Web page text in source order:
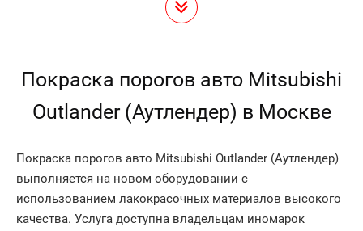
Покраска порогов авто Mitsubishi
Outlander (Аутлендер) в Москве
Покраска порогов авто Mitsubishi Outlander (Аутлендер)
выполняется на новом оборудовании с
использованием лакокрасочных материалов высокого
качества. Услуга доступна владельцам иномарок